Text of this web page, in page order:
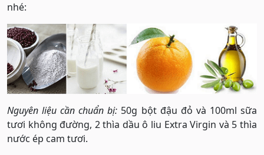
nhé:
Nguyên liệu cần chuẩn bị: 50g bột đậu đỏ và 100ml sữa
tươi không đường, 2 thìa dầu ô liu Extra Virgin và 5 thìa
nước ép cam tươi.